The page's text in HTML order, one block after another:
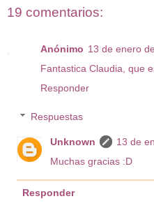
19 comentarios:
Anónimo 13 de enero
Fantastica Claudia, que
Responder
Respuestas
Unknown
13 de
Muchas gracias :D
Responder